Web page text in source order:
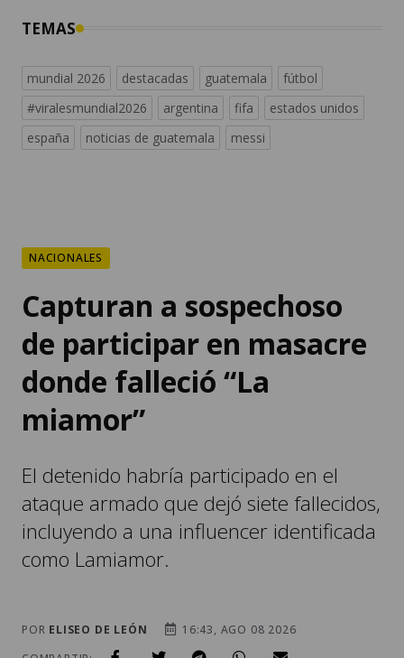
TEMAS
mundial 2026 destacadas guatemala
fútbol
#viralesmundial2026
argentina fifa
estados unidos
españa
noticias de guatemala messi
NACIONALES
Capturan a sospechoso
de participar en masacre
donde falleció “La
miamor”
El detenido habría participado en el
ataque armado que dejó siete fallecidos,
incluyendo a una influencer identificada
como Lamiamor.
POR ELISEO DE LEÓN
16:43, AGO 08 2026